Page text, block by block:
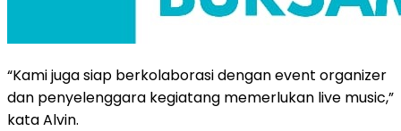
“Kami juga siap berkolaborasi dengan event organizer
dan penyelenggara kegiatang memerlukan live music,”
kata Alvin.